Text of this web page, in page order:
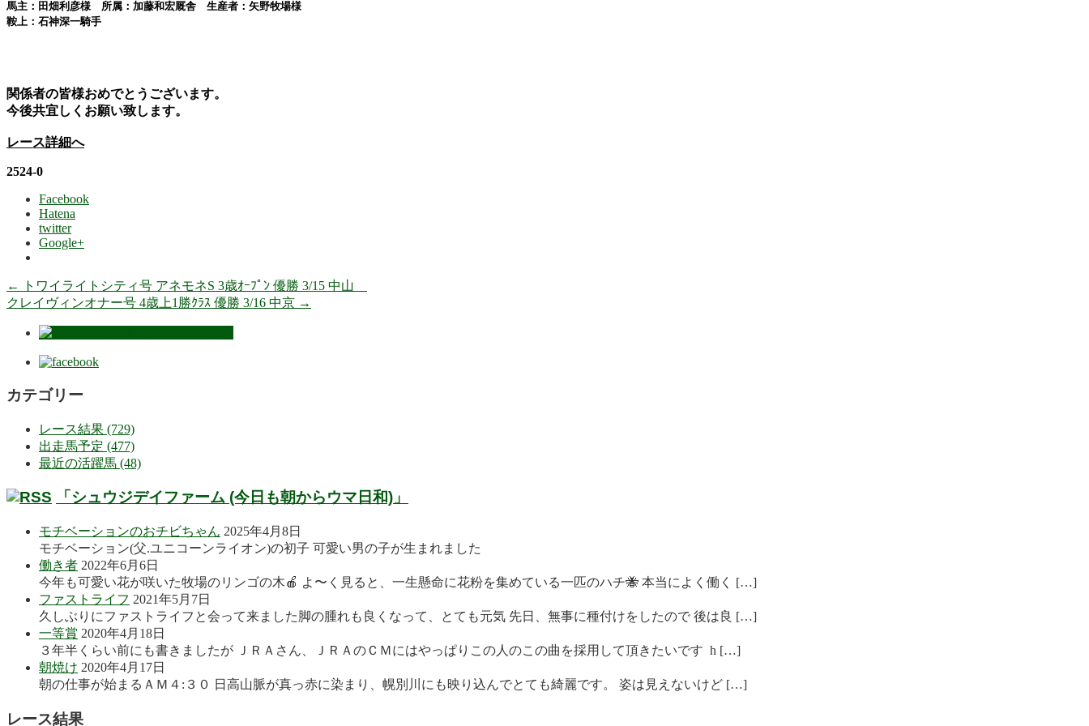
馬主：田畑利彦様 所属：加藤和宏厩舎 生産者：矢野牧場様
鞍上：石神深一騎手
関係者の皆様おめでとうございます。
今後共宜しくお願い致します。
レース詳細へ
2524-0
Facebook
Hatena
twitter
Google+
←
トワイライトシティ号 アネモネS 3歳ｵｰﾌﾟﾝ 優勝 3/15 中山
クレイヴィンオナー号 4歳上1勝ｸﾗｽ 優勝 3/16 中京 →
カテゴリー
レース結果 (729)
出走馬予定 (477)
最近の活躍馬 (48)
「シュウジデイファーム (今日も朝からウマ日和)」
モチベーションのおチビちゃん 2025年4月8日
モチベーション(父.ユニコーンライオン)の初子 可愛い男の子が生まれました
働き者 2022年6月6日
今年も可愛い花が咲いた牧場のリンゴの木🍎 よ〜く見ると、一生懸命に花粉を集めている一匹のハチ🐝 本当によく働く […]
ファストライフ 2021年5月7日
久しぶりにファストライフと会って来ました脚の腫れも良くなって、とても元気 先日、無事に種付けをしたので 後は良 […]
一等賞 2020年4月18日
３年半くらい前にも書きましたが ＪＲＡさん、ＪＲＡのＣＭにはやっぱりこの人のこの曲を採用して頂きたいです h […]
朝焼け 2020年4月17日
朝の仕事が始まるＡＭ４:３０ 日高山脈が真っ赤に染まり、幌別川にも映り込んでとても綺麗です。 姿は見えないけど […]
レース結果